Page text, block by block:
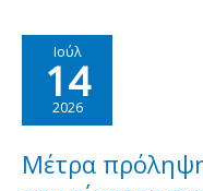
ασφάλεια
του
αίματος
σχετικά
με
Ιούλ
14
2026
Μέτρα